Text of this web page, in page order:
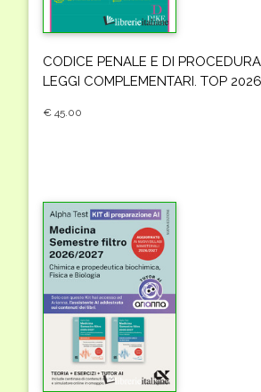
CODICE PENALE E DI
LEGGI COMPLEMENTARI. TOP
€ 45.00